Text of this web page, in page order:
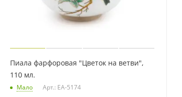
Пиала фарфоровая "Цветок на ветви",
110 мл.
Мало Арт.: EA-5174